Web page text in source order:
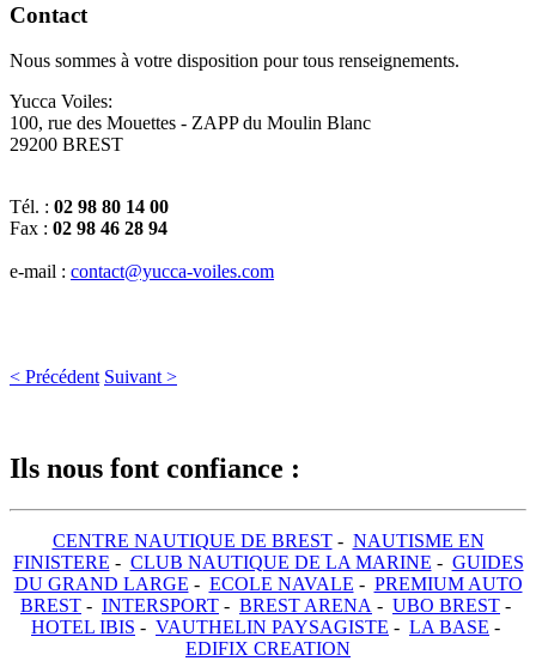
Contact
Nous sommes à votre disposition pour tous renseignements.
Yucca Voiles:
100, rue des Mouettes - ZAPP du Moulin Blanc
29200 BREST
Tél. : 02 98 80 14 00
Fax : 02 98 46 28 94
e-mail : contact@yucca-voiles.com
< Précédent Suivant >
Ils nous font confiance :
CENTRE NAUTIQUE DE BREST- NAUTISME EN
FINISTERE - CLUB NAUTIQUE DE LA MARINE - GUIDES
DU GRAND LARGE - ECOLE NAVALE - PREMIUM AUTO
BREST - INTERSPORT - BREST ARENA - UBO BREST -
HOTEL IBIS - VAUTHELIN PAYSAGISTE - LA BASE -
EDIFIX CREATION